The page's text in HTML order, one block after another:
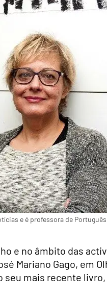
e é professora de Português
e no âmbito das
Mariano Gago, em
mais recente livro,